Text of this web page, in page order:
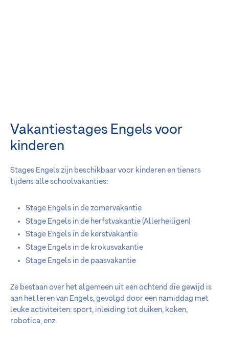
Vakantiestages Engels voor
kinderen
Stages Engels zijn beschikbaar voor kinderen en tieners
tijdens alle schoolvakanties:
Stage Engels in de zomervakantie
Stage Engels in de herfstvakantie (Allerheiligen)
Stage Engels in de kerstvakantie
Stage Engels in de krokusvakantie
Stage Engels in de paasvakantie
Ze bestaan over het algemeen uit een ochtend die gewijd is
aan het leren van Engels, gevolgd door een namiddag met
leuke activiteiten: sport, inleiding tot duiken, koken,
robotica, enz.